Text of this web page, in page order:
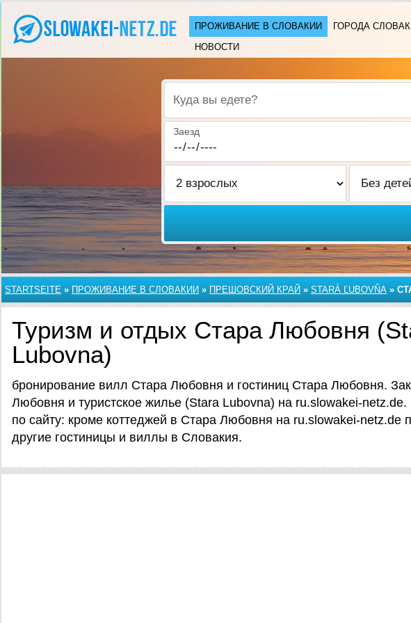
ПРОЖИВАНИЕ В СЛОВАКИИ ГОРОДА
НОВОСТИ
Куда вы едете?
Заезд
STARTSEITE » ПРОЖИВАНИЕ В СЛОВАКИИ » ПРЕШОВСКИЙ КРАЙ » STARÁ ĽUBOVŇA »
Туризм и отдых Стара Любовня
Lubovna)
бронирование вилл Стара Любовня и гостиниц Стара Любовня.
Любовня и туристское жилье (Stara Lubovna) на ru.slowakei-netz.de.
по сайту: кроме коттеджей в Стара Любовня на ru.slowakei-netz.de
другие гостиницы и виллы в Словакия.